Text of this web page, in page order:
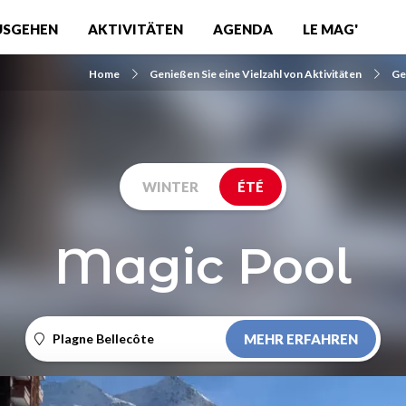
AKTIVITÄTEN AGENDA LE MAG'
Home Genießen Sie eine Vielzahl von Aktivitäten
WINTER ÉTÉ
Magic Pool
Plagne Bellecôte MEHR ERFAHREN